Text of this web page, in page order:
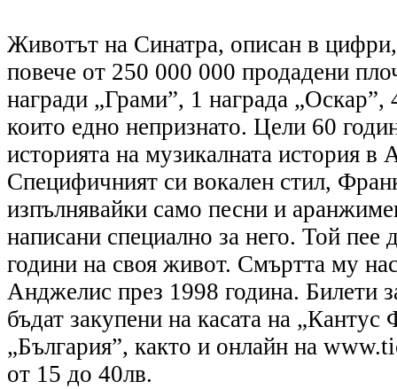
Животът на Синатра, описан в
повече от 250 000 000 продадени
награди „Грами”, 1 награда „Оскар”,
които едно непризнато. Цели 60
историята на музикалната история в
Специфичният си вокален стил,
изпълнявайки само песни и
написани специално за него. Той пее
години на своя живот. Смъртта му
Анджелис през 1998 година. Билети
бъдат закупени на касата на „Кантус
„България”, както и онлайн на
от 15 до 40лв.